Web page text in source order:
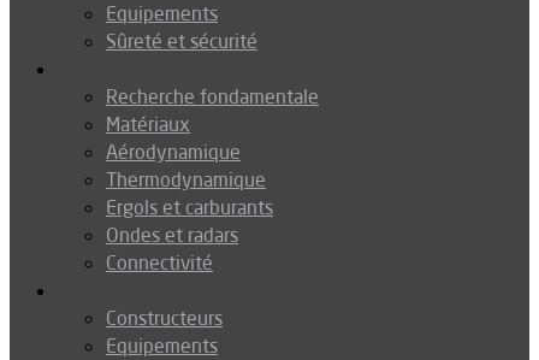
Equipements
Sûreté et sécurité
Recherche fondamentale
Matériaux
Aérodynamique
Thermodynamique
Ergols et carburants
Ondes et radars
Connectivité
Constructeurs
Equipements